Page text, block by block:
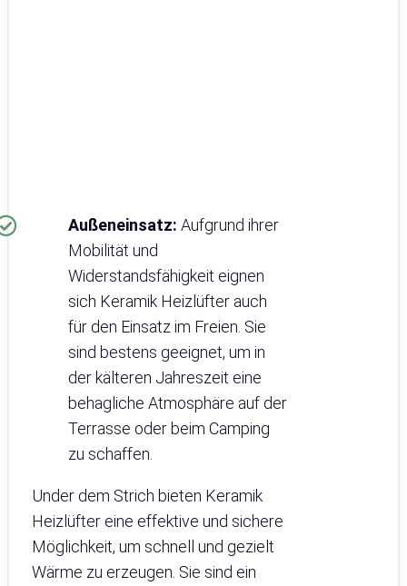
Außeneinsatz: Aufgrund ihrer
Mobilität und
Widerstandsfähigkeit eignen
sich Keramik Heizlüfter auch
für den Einsatz im Freien. Sie
sind bestens geeignet, um in
der kälteren Jahreszeit eine
behagliche Atmosphäre auf der
Terrasse oder beim Camping
zu schaffen.
Under dem Strich bieten Keramik
Heizlüfter eine effektive und sichere
Möglichkeit, um schnell und gezielt
Wärme zu erzeugen. Sie sind ein